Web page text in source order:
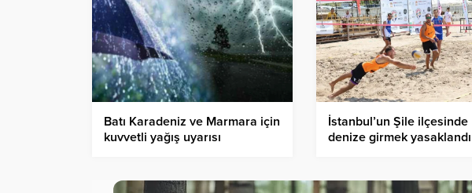
Batı Karadeniz ve Marmara için
kuvvetli yağış uyarısı
İstanbul’un Şile ilçesinde
denize girmek yasaklandı